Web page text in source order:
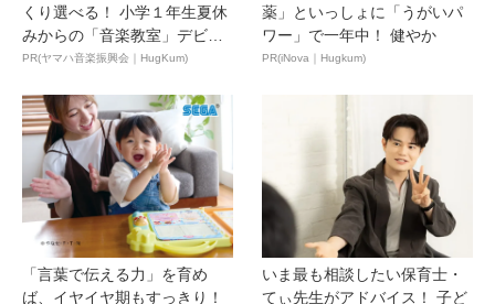
くり選べる！ 小学１年生夏休
みからの「音楽教室」デビ
ュ...
PR(ヤマハ音楽振興会｜HugKum)
薬」といっしょに「うがいパ
ワー」で一年中！ 健やか
PR(iNova｜Hugkum)
「言葉で伝える力」を育め
ば、イヤイヤ期もすっきり！
いま最も相談したい保育士・
てぃ先生がアドバイス！ 子ど